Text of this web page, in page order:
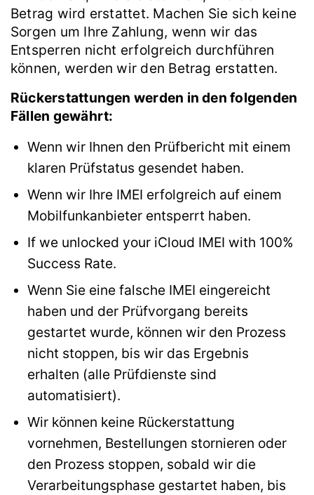
Betrag wird erstattet. Machen Sie sich keine
Sorgen um Ihre Zahlung, wenn wir das
Entsperren nicht erfolgreich durchführen
können, werden wir den Betrag erstatten.
Rückerstattungen werden in den folgenden
Fällen gewährt:
Wenn wir Ihnen den Prüfbericht mit einem
klaren Prüfstatus gesendet haben.
Wenn wir Ihre IMEI erfolgreich auf einem
Mobilfunkanbieter entsperrt haben.
If we unlocked your iCloud IMEI with 100%
Success Rate.
Wenn Sie eine falsche IMEI eingereicht
haben und der Prüfvorgang bereits
gestartet wurde, können wir den Prozess
nicht stoppen, bis wir das Ergebnis
erhalten (alle Prüfdienste sind
automatisiert).
Wir können keine Rückerstattung
vornehmen, Bestellungen stornieren oder
den Prozess stoppen, sobald wir die
Verarbeitungsphase gestartet haben, bis